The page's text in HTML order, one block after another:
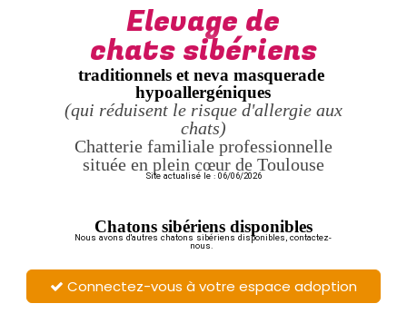
Elevage de
chats sibériens
traditionnels et neva masquerade
hypoallergéniques
(qui réduisent le risque d'allergie aux
chats)
Chatterie familiale professionnelle
située en plein cœur de Toulouse
Site actualisé le : 06/06/2026
Chatons sibériens disponibles
Nous avons d'autres chatons sibériens disponibles, contactez-
nous.
 Connectez-vous à votre espace adoption